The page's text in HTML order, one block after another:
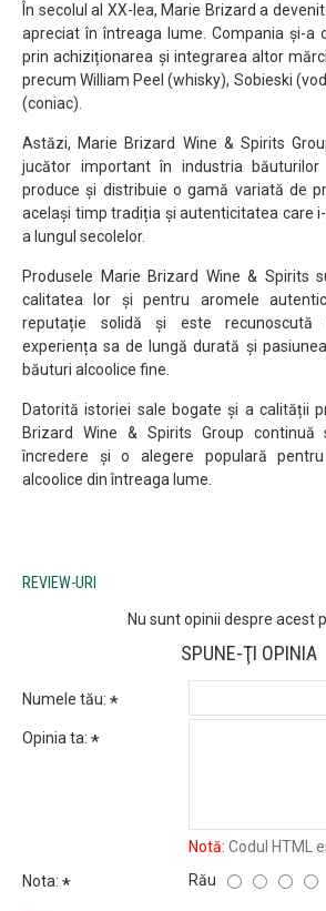
În secolul al XX-lea, Marie Brizard a
apreciat în întreaga lume. Compania și-a
prin achiziționarea și integrarea altor
precum William Peel (whisky), Sobieski
(coniac).
Astăzi, Marie Brizard Wine & Spirits
jucător important în industria băuturilor
produce și distribuie o gamă variată de
același timp tradiția și autenticitatea care
a lungul secolelor.
Produsele Marie Brizard Wine & Spirits
calitatea lor și pentru aromele
reputație solidă și este recunoscută
experiența sa de lungă durată și
băuturi alcoolice fine.
Datorită istoriei sale bogate și a calității
Brizard Wine & Spirits Group
încredere și o alegere populară
alcoolice din întreaga lume.
REVIEW-URI
Nu sunt opinii despre acest
SPUNE-ŢI OPINIA
Numele tău:
Opinia ta:
Notă: Codul HTML
Nota:
Rău